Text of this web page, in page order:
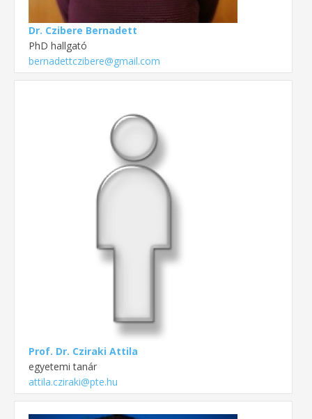
Dr. Czibere Bernadett
PhD hallgató
bernadettczibere@gmail.com
Prof. Dr. Cziraki Attila
egyetemi tanár
attila.cziraki@pte.hu